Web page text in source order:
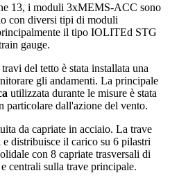
13, i moduli 3xMEMS-ACC sono
con diversi tipi di moduli
il tipo IOLITEd STG
gauge.
del tetto è stata installata una
gli andamenti. La principale
utilizzata durante le misure è stata
particolare dall'azione del vento.
da capriate in acciaio. La trave
distribuisce il carico su 6 pilastri
con 8 capriate trasversali di
centrali sulla trave principale.